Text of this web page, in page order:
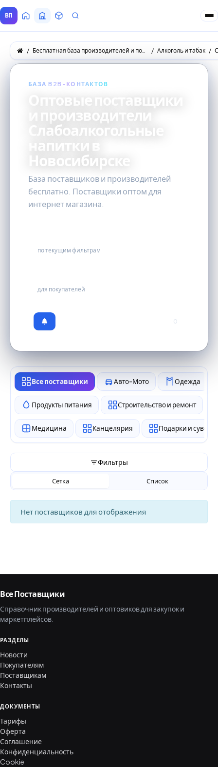
ВП ГлавнаяВсе Поставщики
ТоварыЗапросы покупателей
Бесплатная база производителей и поставщиков товаров оптом Алкоголь и табак
БАЗА B2B-КОНТАКТОВ
Оптовые поставщики
и производители
Слабоалкогольные
напитки в
Новосибирске
База поставщиков и производителей
бесплатно. Поставщики оптом для
интернет магазина.
по текущим фильтрам
для покупателей
0
Все поставщики Авто-Мото Одежда
Продукты питания Строительство и ремонт
Медицина Канцелярия Подарки и
Фильтры
Сетка Список
Нет поставщиков для отображения
Все Поставщики
Справочник производителей и оптовиков для закупок и
маркетплейсов.
РАЗДЕЛЫ
Новости
Покупателям
Поставщикам
Контакты
ДОКУМЕНТЫ
Тарифы
Оферта
Соглашение
Конфиденциальность
Cookie